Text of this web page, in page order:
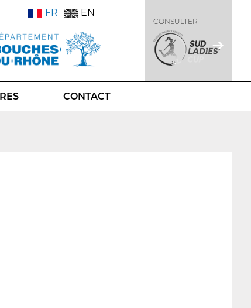
FR EN
CONSULTER
CONTACT